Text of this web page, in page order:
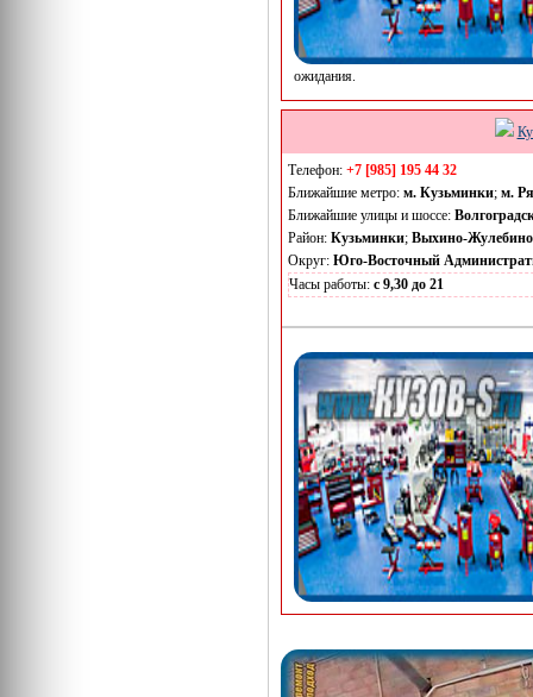
ожидания.
Телефон: +7 [985] 195 44 32
Ближайшие метро: м. Кузьминки; м.
Ближайшие улицы и шоссе:
Район: Кузьминки; Выхино-Жулебино
Округ: Юго-Восточный
Часы работы: с 9,30 до 21